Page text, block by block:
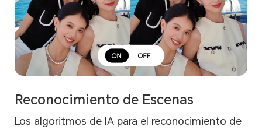
Reconocimiento de Escenas
Los algoritmos de IA para el reconocimiento de